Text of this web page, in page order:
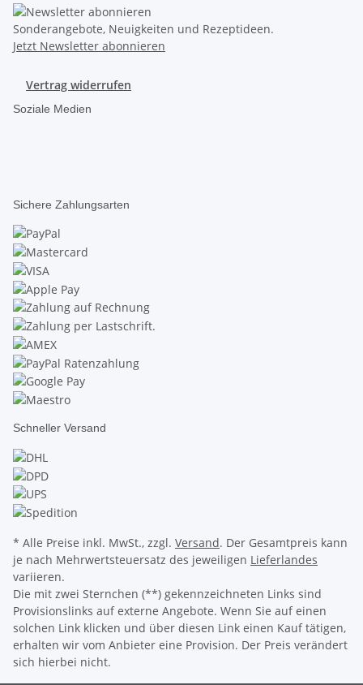
Sonderangebote, Neuigkeiten und Rezeptideen.
Jetzt Newsletter abonnieren
Vertrag widerrufen
Soziale Medien
Sichere Zahlungsarten
Schneller Versand
* Alle Preise inkl. MwSt., zzgl. Versand. Der Gesamtpreis kann
je nach Mehrwertsteuersatz des jeweiligen Lieferlandes
variieren.
Die mit zwei Sternchen (**) gekennzeichneten Links sind
Provisionslinks auf externe Angebote. Wenn Sie auf einen
solchen Link klicken und über diesen Link einen Kauf tätigen,
erhalten wir vom Anbieter eine Provision. Der Preis verändert
sich hierbei nicht.